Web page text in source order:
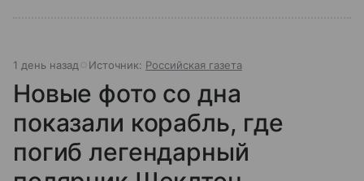
1 день назад Источник: Российская газета
Новые фото со дна
показали корабль, где
погиб легендарный